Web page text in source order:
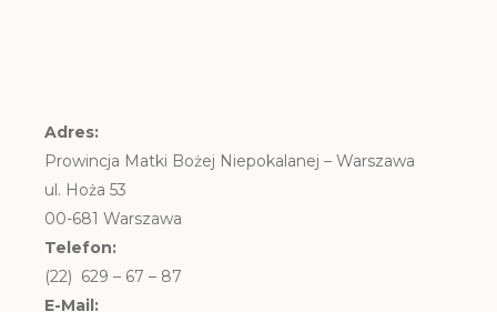
Adres:
Prowincja Matki Bożej Niepokalanej – Warszawa
ul. Hoża 53
00-681 Warszawa
Telefon:
(22) 629 – 67 – 87
E-Mail: